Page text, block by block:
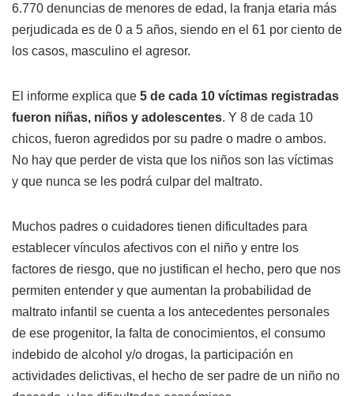
6.770 denuncias de menores de edad, la franja etaria más
perjudicada es de 0 a 5 años, siendo en el 61 por ciento de
los casos, masculino el agresor.
El informe explica que 5 de cada 10 víctimas registradas
fueron niñas, niños y adolescentes. Y 8 de cada 10
chicos, fueron agredidos por su padre o madre o ambos.
No hay que perder de vista que los niños son las víctimas
y que nunca se les podrá culpar del maltrato.
Muchos padres o cuidadores tienen dificultades para
establecer vínculos afectivos con el niño y entre los
factores de riesgo, que no justifican el hecho, pero que nos
permiten entender y que aumentan la probabilidad de
maltrato infantil se cuenta a los antecedentes personales
de ese progenitor, la falta de conocimientos, el consumo
indebido de alcohol y/o drogas, la participación en
actividades delictivas, el hecho de ser padre de un niño no